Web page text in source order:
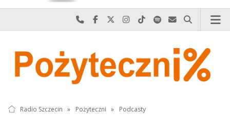
Najlepiej po prostu do nas zadzwoń
Odwiedź nas na Facebook-u
Odwiedź nas na X
Odwiedź nas na Instagram-ie
Odwiedź nas na TikTok-u
Szukaj nas na Spotify
Wyślij do nas
Szukaj
Radio Szczecin » Pożyteczni » Podcasty